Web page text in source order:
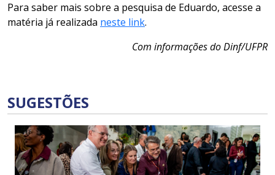
Para saber mais sobre a pesquisa de Eduardo, acesse a
matéria já realizada neste link.
Com informações do Dinf/UFPR
SUGESTÕES